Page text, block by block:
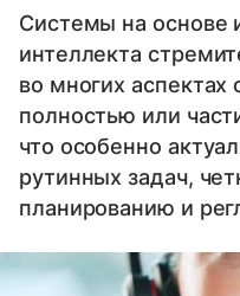
Системы на основе
интеллекта
во многих
полностью или
что особенно
рутинных задач,
планированию и